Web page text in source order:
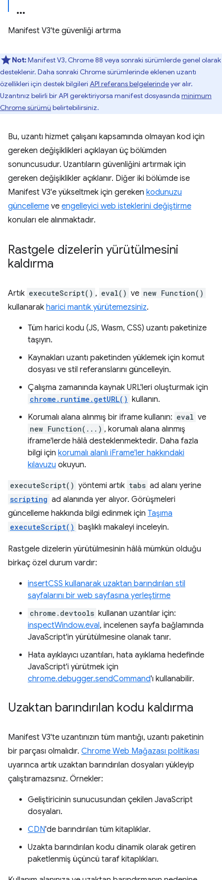
Manifest V3'te güvenliği artırma
Not:Manifest V3, Chrome 88 veya sonraki sürümlerde genel olarak
desteklenir. Daha sonraki Chrome sürümlerinde eklenen uzantı
özellikleri için destek bilgileri API referans belgelerindeyer alır.
Uzantınız belirli bir API gerektiriyorsa manifest dosyasında minimum
Chrome sürümü belirtebilirsiniz.
Bu, uzantı hizmet çalışanı kapsamında olmayan kod için
gereken değişiklikleri açıklayan üç bölümden
sonuncusudur. Uzantıların güvenliğini artırmak için
gereken değişiklikler açıklanır. Diğer iki bölümde ise
Manifest V3'e yükseltmek için gereken kodunuzu
güncelleme ve engelleyici web isteklerini değiştirme
konuları ele alınmaktadır.
Rastgele dizelerin yürütülmesini
kaldırma
Artık executeScript() , eval() ve new Function()
kullanarak harici mantık yürütemezsiniz.
Tüm harici kodu (JS, Wasm, CSS) uzantı paketinize
taşıyın.
Kaynakları uzantı paketinden yüklemek için komut
dosyası ve stil referanslarını güncelleyin.
Çalışma zamanında kaynak URL'leri oluşturmak için
chrome.runtime.getURL() kullanın.
Korumalı alana alınmış bir iframe kullanın: eval ve
new Function(...) , korumalı alana alınmış
iframe'lerde hâlâ desteklenmektedir. Daha fazla
bilgi için korumalı alanlı iFrame'ler hakkındaki
kılavuzu okuyun.
executeScript() yöntemi artık tabs ad alanı yerine
scripting ad alanında yer alıyor. Görüşmeleri
güncelleme hakkında bilgi edinmek için Taşıma
executeScript() başlıklı makaleyi inceleyin.
Rastgele dizelerin yürütülmesinin hâlâ mümkün olduğu
birkaç özel durum vardır:
insertCSS kullanarak uzaktan barındırılan stil
sayfalarını bir web sayfasına yerleştirme
chrome.devtools kullanan uzantılar için:
inspectWindow.eval, incelenen sayfa bağlamında
JavaScript'in yürütülmesine olanak tanır.
Hata ayıklayıcı uzantıları, hata ayıklama hedefinde
JavaScript'i yürütmek için
chrome.debugger.sendCommand'ı kullanabilir.
Uzaktan barındırılan kodu kaldırma
Manifest V3'te uzantınızın tüm mantığı, uzantı paketinin
bir parçası olmalıdır. Chrome Web Mağazası politikası
uyarınca artık uzaktan barındırılan dosyaları yükleyip
çalıştıramazsınız. Örnekler:
Geliştiricinin sunucusundan çekilen JavaScript
dosyaları.
CDN'de barındırılan tüm kitaplıklar.
Uzakta barındırılan kodu dinamik olarak getiren
paketlenmiş üçüncü taraf kitaplıkları.